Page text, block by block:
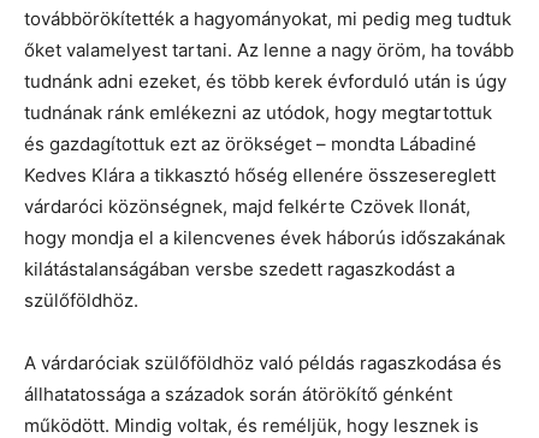
továbbörökítették a hagyományokat, mi pedig meg tudtuk
őket valamelyest tartani. Az lenne a nagy öröm, ha tovább
tudnánk adni ezeket, és több kerek évforduló után is úgy
tudnának ránk emlékezni az utódok, hogy megtartottuk
és gazdagítottuk ezt az örökséget – mondta Lábadiné
Kedves Klára a tikkasztó hőség ellenére összesereglett
várdaróci közönségnek, majd felkérte Czövek Ilonát,
hogy mondja el a kilencvenes évek háborús időszakának
kilátástalanságában versbe szedett ragaszkodást a
szülőföldhöz.
A várdaróciak szülőföldhöz való példás ragaszkodása és
állhatatossága a századok során átörökítő génként
működött. Mindig voltak, és reméljük, hogy lesznek is